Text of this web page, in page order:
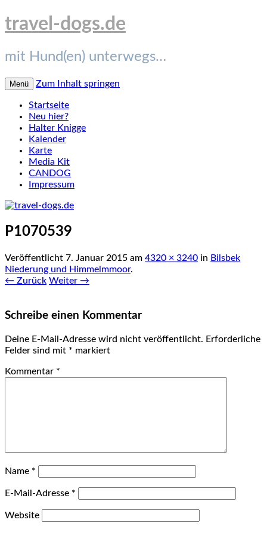
travel-dogs.de
mit Hund(en) unterwegs…
Menü Zum Inhalt springen
Startseite
Neu hier?
Halter Knigge
Kalender
Karte
Media Kit
CANDOG
Impressum
P1070539
Veröffentlicht 7. Januar 2015 am 4320 × 3240 in Bilsbek
Niederung und Himmelmmoor.
← Zurück Weiter →
Schreibe einen Kommentar
Deine E-Mail-Adresse wird nicht veröffentlicht. Erforderliche
Felder sind mit * markiert
Kommentar *
Name *
E-Mail-Adresse *
Website